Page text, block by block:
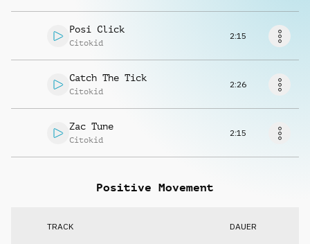
Posi Click
Citokid
2:15
Catch The Tick
Citokid
2:26
Zac Tune
Citokid
2:15
Positive Movement
TRACK DAUER